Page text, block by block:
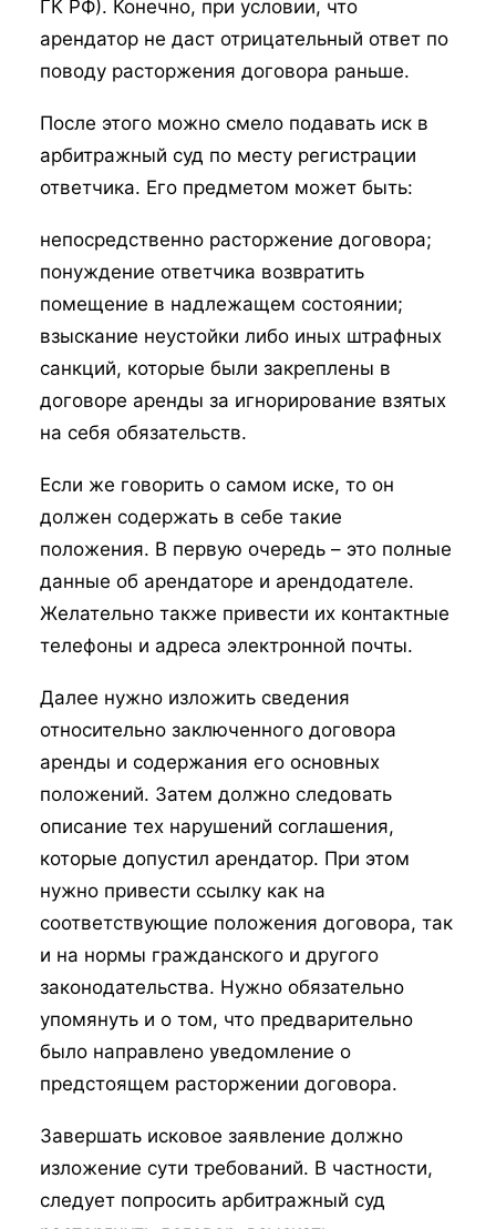
ГК РФ). Конечно, при условии, что
арендатор не даст отрицательный ответ по
поводу расторжения договора раньше.
После этого можно смело подавать иск в
арбитражный суд по месту регистрации
ответчика. Его предметом может быть:
непосредственно расторжение договора;
понуждение ответчика возвратить
помещение в надлежащем состоянии;
взыскание неустойки либо иных штрафных
санкций, которые были закреплены в
договоре аренды за игнорирование взятых
на себя обязательств.
Если же говорить о самом иске, то он
должен содержать в себе такие
положения. В первую очередь – это полные
данные об арендаторе и арендодателе.
Желательно также привести их контактные
телефоны и адреса электронной почты.
Далее нужно изложить сведения
относительно заключенного договора
аренды и содержания его основных
положений. Затем должно следовать
описание тех нарушений соглашения,
которые допустил арендатор. При этом
нужно привести ссылку как на
соответствующие положения договора, так
и на нормы гражданского и другого
законодательства. Нужно обязательно
упомянуть и о том, что предварительно
было направлено уведомление о
предстоящем расторжении договора.
Завершать исковое заявление должно
изложение сути требований. В частности,
следует попросить арбитражный суд